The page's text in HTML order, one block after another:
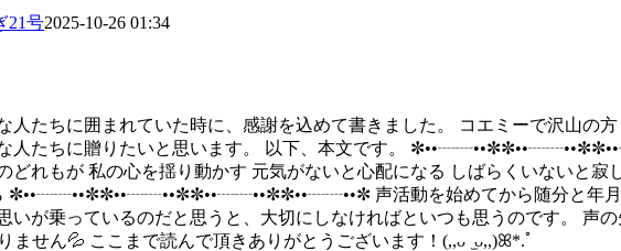
21号2025-10-26 01:34
たちに囲まれていた時に、感謝を込めて書きました。 コエミーで沢山の
人たちに贈りたいと思います。 以下、本文です。
れもが 私の心を揺り動かす 元気がないと心配になる しばらくいないと寂
✼••┈┈••✼✼••┈┈••✼✼••┈┈••✼✼••┈┈••✼ 声活動を始めてから随分と年
が乗っているのだと思うと、大切にしなければといつも思うのです。 声
ません💦 ここまで読んで頂きありがとうございます！(,,ᴗ ̫ᴗ,,)ꕤ*.ﾟ